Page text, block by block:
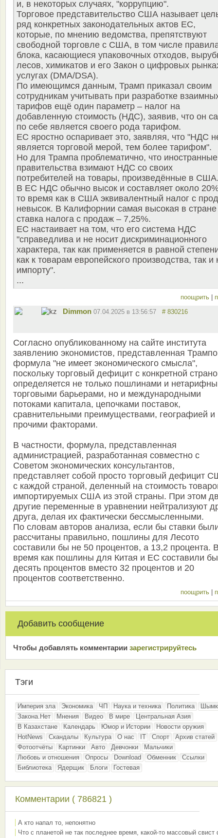
и, в некоторых случаях, "коррупцию".
Торговое представительство США называет
ряд конкретных законодательных актов ЕС,
которые, по мнению ведомства, препятствуют
свободной торговле с США, в том числе
блока, касающиеся упаковочных отходов,
лесов, химикатов и его Закон о цифровых
услугах (DMA/DSA).
По имеющимся данным, Трамп приказал своим
сотрудникам учитывать при разработке
тарифов ещё один параметр – налог на
добавленную стоимость (НДС), заявив, что он
по себе является своего рода тарифом.
ЕС яростно оспаривает это, заявляя, что "НДС
является торговой мерой, тем более тарифом".
Но для Трампа проблематично, что иностранные
правительства взимают НДС со своих
потребителей на товары, произведённые в
В ЕС НДС обычно высок и составляет около
то время как в США эквивалентный налог с
невысок. В Калифорнии самая высокая в стране
ставка налога с продаж – 7,25%.
ЕС настаивает на том, что его система НДС
"справедлива и не носит дискриминационного
характера, так как применяется в равной
как к товарам европейского производства, так и
импорту".
...
поощрить
Dimmon 07.04.2025 в 13:56:57 # 830216
Согласно опубликованному на сайте института
заявлению экономистов, представленная
формула "не имеет экономического смысла",
поскольку торговый дефицит с конкретной
определяется не только пошлинами и
торговыми барьерами, но и международными
потоками капитала, цепочками поставок,
сравнительными преимуществами, географией и
прочими факторами.
В частности, формула, представленная
администрацией, разработанная совместно с
Советом экономических консультантов,
представляет собой просто торговый дефицит
с каждой страной, деленный на стоимость
импортируемых США из этой страны. При этом
другие переменные в уравнении нейтрализуют
друга, делая их фактически бессмысленными.
По словам авторов анализа, если бы ставки
рассчитаны правильно, пошлины для Лесото
составили бы не 50 процентов, а 13,2 процента.
время как пошлины для Китая и ЕС составили бы
десять процентов вместо 32 процентов и 20
процентов соответственно.
поощрить
Добавить сообщение
Чтобы добавлять комментарии зарeгиcтрирyйтeсь
Тэги
Империя зла Экономика ЧП Наука и техника Политика
Закона.Нет
Мнения Видео В мире
Центральная Азия
В Казахстане
Календарь Юмор и Истории
Новости оружия
HotNews
Скандалы Культура О нас IT Спорт
Архив статей
Фотоотчёты
Картинки Авто Девчонки
Мальчики
Любовь и отношения
Опросы Download Обменник
Ссылки
Библиотека
Ядерщик Блоги Гостевая
Комментарии ( 786821 )
А кто напал то, непонятно
Что с планетой не так последнее время, какой-то массовый свист